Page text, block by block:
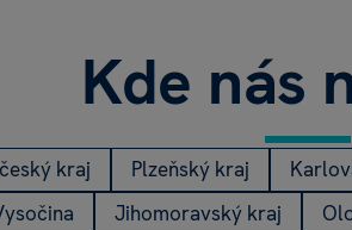
Kde nás
kraj Plzeňský kraj
Jihomoravský kraj